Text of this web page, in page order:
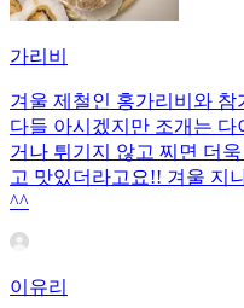
가리비
겨울 제철인 홍가리비와
다들 아시겠지만 조개는
거나 튀기지 않고 찌면 더
고 맛있더라고요!! 겨울 지
^^
이유리